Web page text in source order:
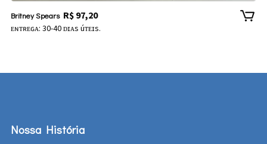
Britney Spears R$97,20
ᴇɴᴛʀᴇɢᴀ: 30-40 ᴅɪᴀs úᴛᴇɪs.
Nossa História